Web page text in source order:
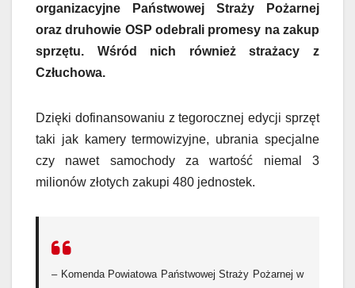
organizacyjne Państwowej Straży Pożarnej
oraz druhowie OSP odebrali promesy na zakup
sprzętu. Wśród nich również strażacy z
Człuchowa.
Dzięki dofinansowaniu z tegorocznej edycji sprzęt
taki jak kamery termowizyjne, ubrania specjalne
czy nawet samochody za wartość niemal 3
milionów złotych zakupi 480 jednostek.
– Komenda Powiatowa Państwowej Straży Pożarnej w